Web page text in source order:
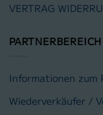
VERTRAG
PARTNERBEREICH
Informationen zum
Wiederverkäufer /